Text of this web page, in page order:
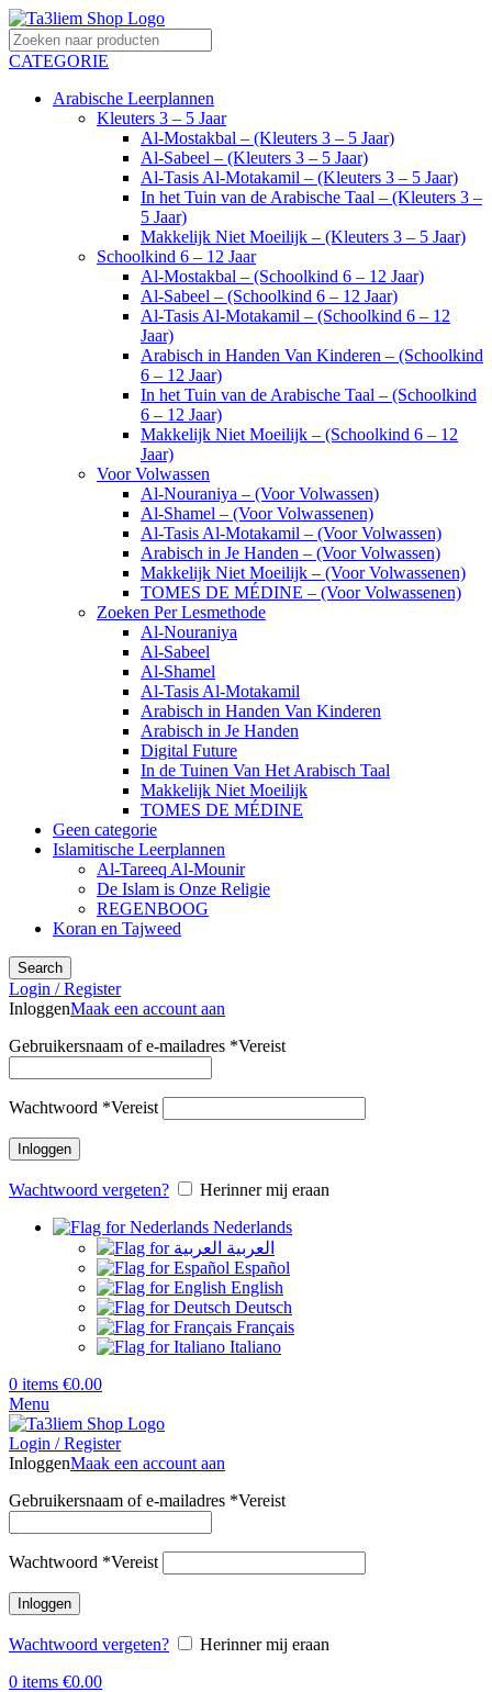
CATEGORIE
Arabische Leerplannen
Kleuters 3 – 5 Jaar
Al-Mostakbal – (Kleuters 3 – 5 Jaar)
Al-Sabeel – (Kleuters 3 – 5 Jaar)
Al-Tasis Al-Motakamil – (Kleuters 3 – 5 Jaar)
In het Tuin van de Arabische Taal – (Kleuters 3 –
5 Jaar)
Makkelijk Niet Moeilijk – (Kleuters 3 – 5 Jaar)
Schoolkind 6 – 12 Jaar
Al-Mostakbal – (Schoolkind 6 – 12 Jaar)
Al-Sabeel – (Schoolkind 6 – 12 Jaar)
Al-Tasis Al-Motakamil – (Schoolkind 6 – 12
Jaar)
Arabisch in Handen Van Kinderen – (Schoolkind
6 – 12 Jaar)
In het Tuin van de Arabische Taal – (Schoolkind
6 – 12 Jaar)
Makkelijk Niet Moeilijk – (Schoolkind 6 – 12
Jaar)
Voor Volwassen
Al-Nouraniya – (Voor Volwassen)
Al-Shamel – (Voor Volwassenen)
Al-Tasis Al-Motakamil – (Voor Volwassen)
Arabisch in Je Handen – (Voor Volwassen)
Makkelijk Niet Moeilijk – (Voor Volwassenen)
TOMES DE MÉDINE – (Voor Volwassenen)
Zoeken Per Lesmethode
Al-Nouraniya
Al-Sabeel
Al-Shamel
Al-Tasis Al-Motakamil
Arabisch in Handen Van Kinderen
Arabisch in Je Handen
Digital Future
In de Tuinen Van Het Arabisch Taal
Makkelijk Niet Moeilijk
TOMES DE MÉDINE
Geen categorie
Islamitische Leerplannen
Al-Tareeq Al-Mounir
De Islam is Onze Religie
REGENBOOG
Koran en Tajweed
Search
Login / Register
InloggenMaak een account aan
Gebruikersnaam of e-mailadres *Vereist
Wachtwoord *Vereist
Inloggen
Wachtwoord vergeten?
Herinner mij eraan
Nederlands
العربية
Español
English
Deutsch
Français
Italiano
0 items €0.00
Menu
Login / Register
InloggenMaak een account aan
Gebruikersnaam of e-mailadres *Vereist
Wachtwoord *Vereist
Inloggen
Wachtwoord vergeten?
Herinner mij eraan
0 items €0.00